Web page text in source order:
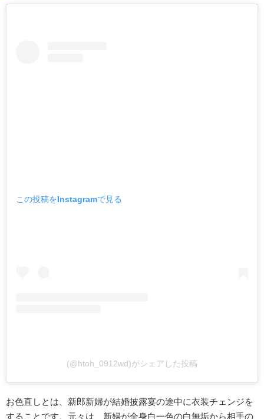
この投稿をInstagramで見る
(@htoh_0912wd)がシェアした投稿
お色直しとは、新郎新婦が結婚披露宴の途中に衣装チェンジを
することです。元々は、新婦が全身白一色の白無垢から相手の